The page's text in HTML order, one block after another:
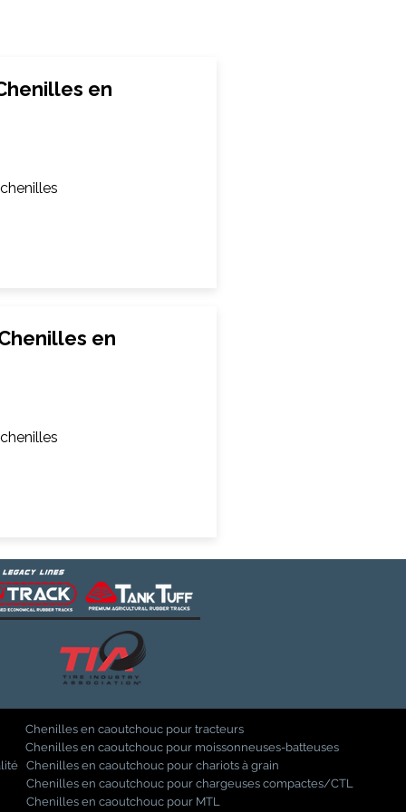
en
en
Chenilles en caoutchouc pour tracteurs
Chenilles en caoutchouc pour moissonneuses-batteuses
Chenilles en caoutchouc pour chariots à grain
Chenilles en caoutchouc pour chargeuses compactes/CTL
Chenilles en caoutchouc pour MTL